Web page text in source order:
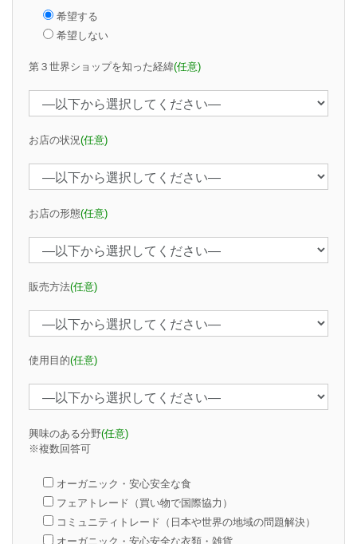
希望する
希望しない
第３世界ショップを知った経緯(任意)
お店の状況(任意)
お店の形態(任意)
販売方法(任意)
使用目的(任意)
興味のある分野(任意)
※複数回答可
オーガニック・安心安全な食
フェアトレード（買い物で国際協力）
コミュニティトレード（日本や世界の地域の問題解決）
オーガニック・安心安全な衣類・雑貨